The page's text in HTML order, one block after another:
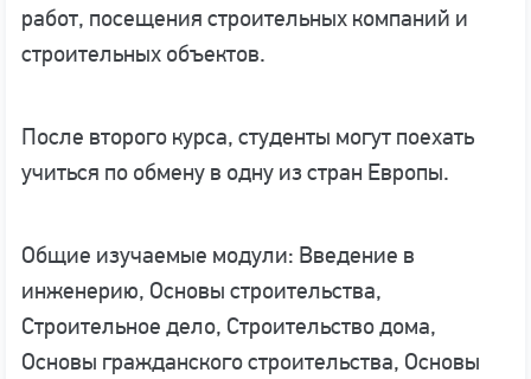
работ, посещения строительных компаний и
строительных объектов.
После второго курса, студенты могут поехать
учиться по обмену в одну из стран Европы.
Общие изучаемые модули: Введение в
инженерию, Основы строительства,
Строительное дело, Строительство дома,
Основы гражданского строительства, Основы